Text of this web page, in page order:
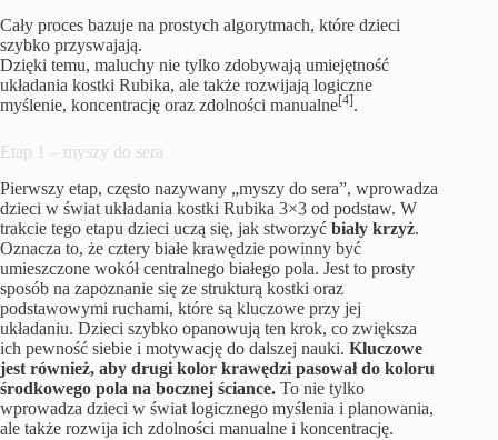
Cały proces bazuje na prostych algorytmach, które dzieci
szybko przyswajają.
Dzięki temu, maluchy nie tylko zdobywają umiejętność
układania kostki Rubika, ale także rozwijają logiczne
myślenie, koncentrację oraz zdolności manualne[4].
Etap 1 – myszy do sera
Pierwszy etap, często nazywany „myszy do sera”, wprowadza
dzieci w świat układania kostki Rubika 3×3 od podstaw. W
trakcie tego etapu dzieci uczą się, jak stworzyć biały krzyż.
Oznacza to, że cztery białe krawędzie powinny być
umieszczone wokół centralnego białego pola. Jest to prosty
sposób na zapoznanie się ze strukturą kostki oraz
podstawowymi ruchami, które są kluczowe przy jej
układaniu. Dzieci szybko opanowują ten krok, co zwiększa
ich pewność siebie i motywację do dalszej nauki. Kluczowe
jest również, aby drugi kolor krawędzi pasował do koloru
środkowego pola na bocznej ściance. To nie tylko
wprowadza dzieci w świat logicznego myślenia i planowania,
ale także rozwija ich zdolności manualne i koncentrację.